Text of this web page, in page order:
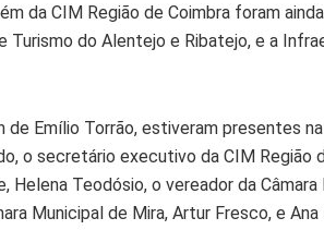
da CIM Região de Coimbra foram
Turismo do Alentejo e Ribatejo, e a
de Emílio Torrão, estiveram presentes
o secretário executivo da CIM Região
Helena Teodósio, o vereador da
Municipal de Mira, Artur Fresco, e